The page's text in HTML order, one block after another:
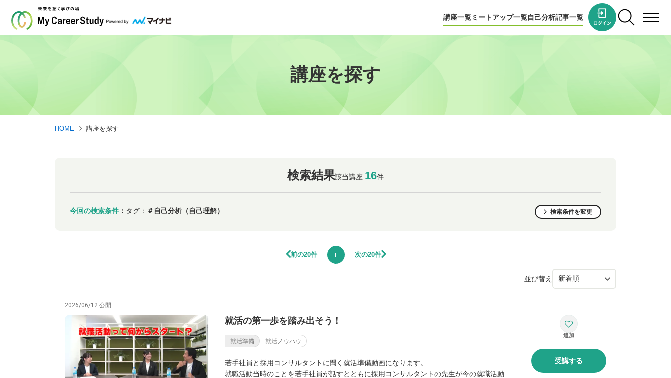
講座一覧ミートアップ一覧自己分析記事一覧
講座を探す
HOME 講座を探す
検索結果該当講座 16件
今回の検索条件 ： タグ： ＃自己分析（自己理解） 検索条件を変更
前の20件 1 次の20件
並び替え
2026/06/12 公開
就活の第一歩を踏み出そう！
就活準備 就活ノウハウ
若手社員と採用コンサルタントに聞く就活準備動画になります。
就職活動当時のことを若手社員が話すとともに採用コンサルタントの先生が今の就職活動
受講する